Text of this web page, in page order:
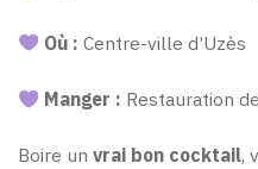
Où : Centre-ville d’Uzès
Manger : Restauration
Boire un vrai bon cocktail,